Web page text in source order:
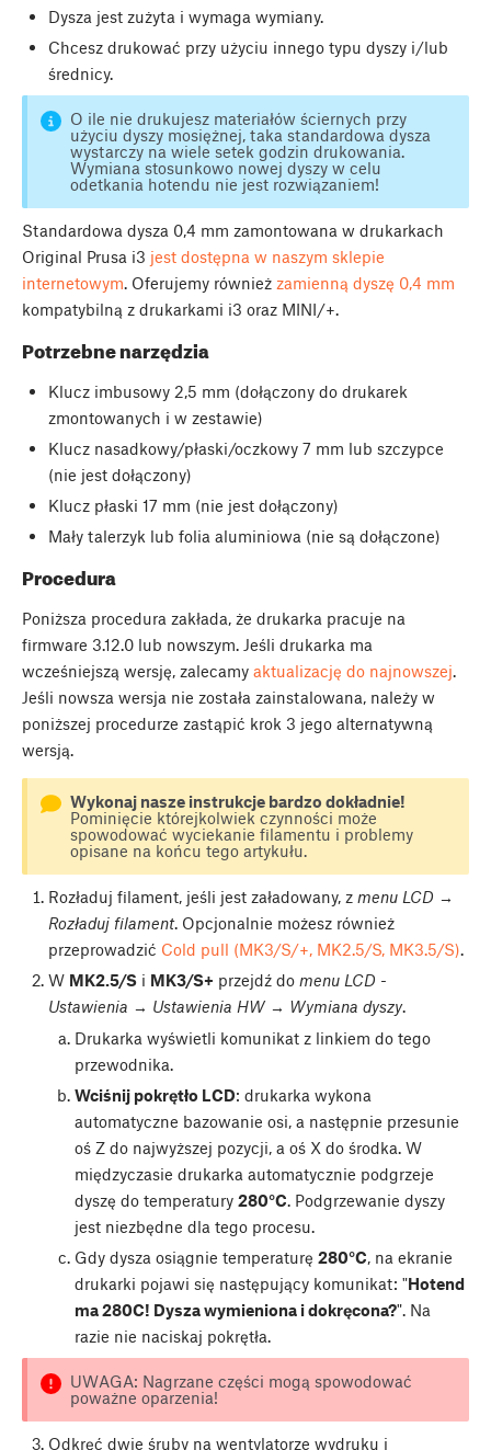
Dysza jest zużyta i wymaga wymiany.
Chcesz drukować przy użyciu innego typu dyszy i/lub
średnicy.
O ile nie drukujesz materiałów ściernych przy
użyciu dyszy mosiężnej, taka standardowa dysza
wystarczy na wiele setek godzin drukowania.
Wymiana stosunkowo nowej dyszy w celu
odetkania hotendu nie jest rozwiązaniem!
Standardowa dysza 0,4 mm zamontowana w drukarkach
Original Prusa i3 jest dostępna w naszym sklepie
internetowym. Oferujemy również zamienną dyszę 0,4 mm
kompatybilną z drukarkami i3 oraz MINI/+.
Potrzebne narzędzia
Klucz imbusowy 2,5 mm (dołączony do drukarek
zmontowanych i w zestawie)
Klucz nasadkowy/płaski/oczkowy 7 mm lub szczypce
(nie jest dołączony)
Klucz płaski 17 mm (nie jest dołączony)
Mały talerzyk lub folia aluminiowa (nie są dołączone)
Procedura
Poniższa procedura zakłada, że drukarka pracuje na
firmware 3.12.0 lub nowszym. Jeśli drukarka ma
wcześniejszą wersję, zalecamy aktualizację do najnowszej.
Jeśli nowsza wersja nie została zainstalowana, należy w
poniższej procedurze zastąpić krok 3 jego alternatywną
wersją.
Wykonaj nasze instrukcje bardzo dokładnie!
Pominięcie którejkolwiek czynności może
spowodować wyciekanie filamentu i problemy
opisane na końcu tego artykułu.
Rozładuj filament, jeśli jest załadowany, z menu LCD →
Rozładuj filament. Opcjonalnie możesz również
przeprowadzić Cold pull (MK3/S/+, MK2.5/S, MK3.5/S).
W MK2.5/Si MK3/S+ przejdź do menu LCD -
Ustawienia → Ustawienia HW → Wymiana dyszy.
Drukarka wyświetli komunikat z linkiem do tego
przewodnika.
Wciśnij pokrętło LCD: drukarka wykona
automatyczne bazowanie osi, a następnie przesunie
oś Z do najwyższej pozycji, a oś X do środka. W
międzyczasie drukarka automatycznie podgrzeje
dyszę do temperatury 280°C. Podgrzewanie dyszy
jest niezbędne dla tego procesu.
Gdy dysza osiągnie temperaturę 280°C, na ekranie
drukarki pojawi się następujący komunikat: "Hotend
ma 280C! Dysza wymieniona i dokręcona?". Na
razie nie naciskaj pokrętła.
UWAGA: Nagrzane części mogą spowodować
poważne oparzenia!
Odkręć dwie śruby na wentylatorze wydruku i